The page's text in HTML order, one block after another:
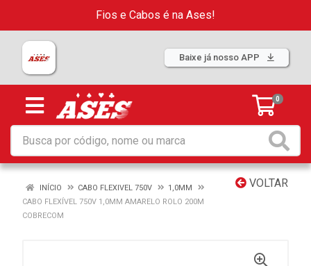
Fios e Cabos é na Ases!
Baixe já nosso APP
0
VOLTAR
INÍCIO CABO FLEXIVEL 750V
1,0MM
CABO FLEXÍVEL 750V 1,0MM AMARELO ROLO 200M
COBRECOM